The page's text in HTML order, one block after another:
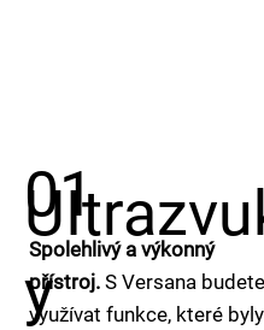
y
01
Spolehlivý a výkonný
přístroj. S Versana budete
využívat funkce, které byly